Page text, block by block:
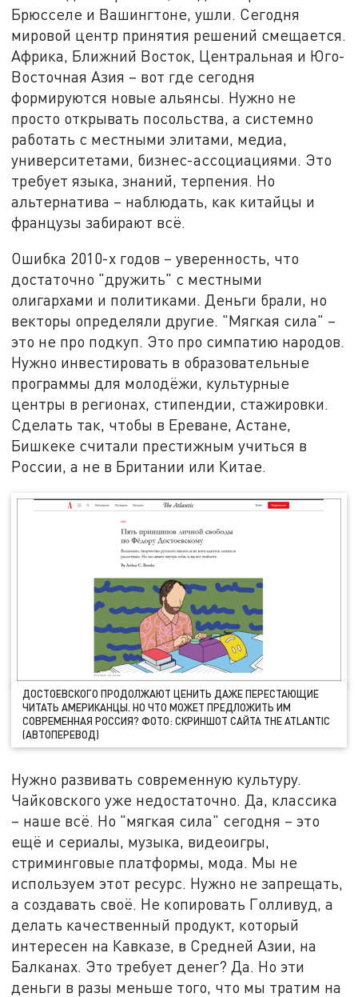
Брюсселе и Вашингтоне, ушли. Сегодня
мировой центр принятия решений смещается.
Африка, Ближний Восток, Центральная и Юго-
Восточная Азия – вот где сегодня
формируются новые альянсы. Нужно не
просто открывать посольства, а системно
работать с местными элитами, медиа,
университетами, бизнес-ассоциациями. Это
требует языка, знаний, терпения. Но
альтернатива – наблюдать, как китайцы и
французы забирают всё.
Ошибка 2010-х годов – уверенность, что
достаточно "дружить" с местными
олигархами и политиками. Деньги брали, но
векторы определяли другие. "Мягкая сила" –
это не про подкуп. Это про симпатию народов.
Нужно инвестировать в образовательные
программы для молодёжи, культурные
центры в регионах, стипендии, стажировки.
Сделать так, чтобы в Ереване, Астане,
Бишкеке считали престижным учиться в
России, а не в Британии или Китае.
ДОСТОЕВСКОГО ПРОДОЛЖАЮТ ЦЕНИТЬ ДАЖЕ ПЕРЕСТАЮЩИЕ
ЧИТАТЬ АМЕРИКАНЦЫ. НО ЧТО МОЖЕТ ПРЕДЛОЖИТЬ ИМ
СОВРЕМЕННАЯ РОССИЯ? ФОТО: СКРИНШОТ САЙТА THE ATLANTIC
(АВТОПЕРЕВОД)
Нужно развивать современную культуру.
Чайковского уже недостаточно. Да, классика
– наше всё. Но "мягкая сила" сегодня – это
ещё и сериалы, музыка, видеоигры,
стриминговые платформы, мода. Мы не
используем этот ресурс. Нужно не запрещать,
а создавать своё. Не копировать Голливуд, а
делать качественный продукт, который
интересен на Кавказе, в Средней Азии, на
Балканах. Это требует денег? Да. Но эти
деньги в разы меньше того, что мы тратим на